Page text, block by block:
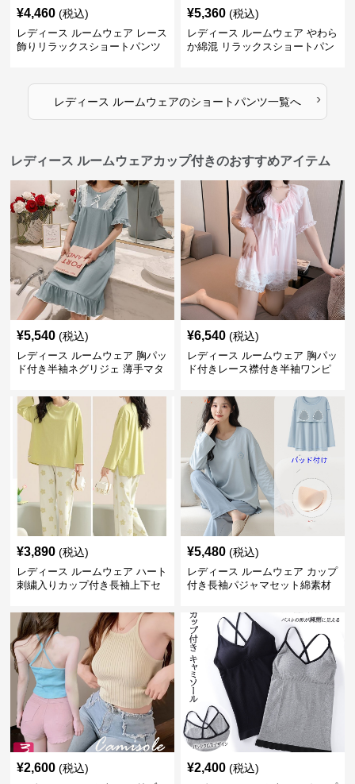
¥4,460 (税込)
レディース ルームウェア レース
飾りリラックスショートパンツ
¥5,360 (税込)
レディース ルームウェア やわら
か綿混 リラックスショートパン
レディース ルームウェアのショートパンツ一覧へ ›
レディース ルームウェアカップ付きのおすすめアイテム
¥5,540 (税込)
レディース ルームウェア 胸パッ
ド付き半袖ネグリジェ 薄手マタ
¥6,540 (税込)
レディース ルームウェア 胸パッ
ド付きレース襟付き半袖ワンピ
¥3,890 (税込)
レディース ルームウェア ハート
刺繍入りカップ付き長袖上下セ
¥5,480 (税込)
レディース ルームウェア カップ
付き長袖パジャマセット綿素材
¥2,600 (税込) ¥2,400 (税込)